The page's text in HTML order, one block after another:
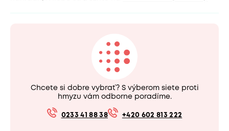
Chcete si dobre vybrať? S výberom siete proti
hmyzu vám odborne poradíme.
0233 41 88 38 +420 602 813 222